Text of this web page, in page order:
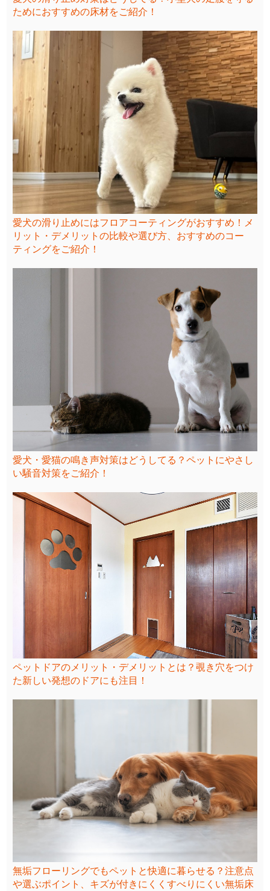
ためにおすすめの床材をご紹介！
愛犬の滑り止めにはフロアコーティングがおすすめ！メ
リット・デメリットの比較や選び方、おすすめのコー
ティングをご紹介！
愛犬・愛猫の鳴き声対策はどうしてる？ペットにやさし
い騒音対策をご紹介！
ペットドアのメリット・デメリットとは？覗き穴をつけ
た新しい発想のドアにも注目！
無垢フローリングでもペットと快適に暮らせる？注意点
や選ぶポイント、キズが付きにくくすべりにくい無垢床